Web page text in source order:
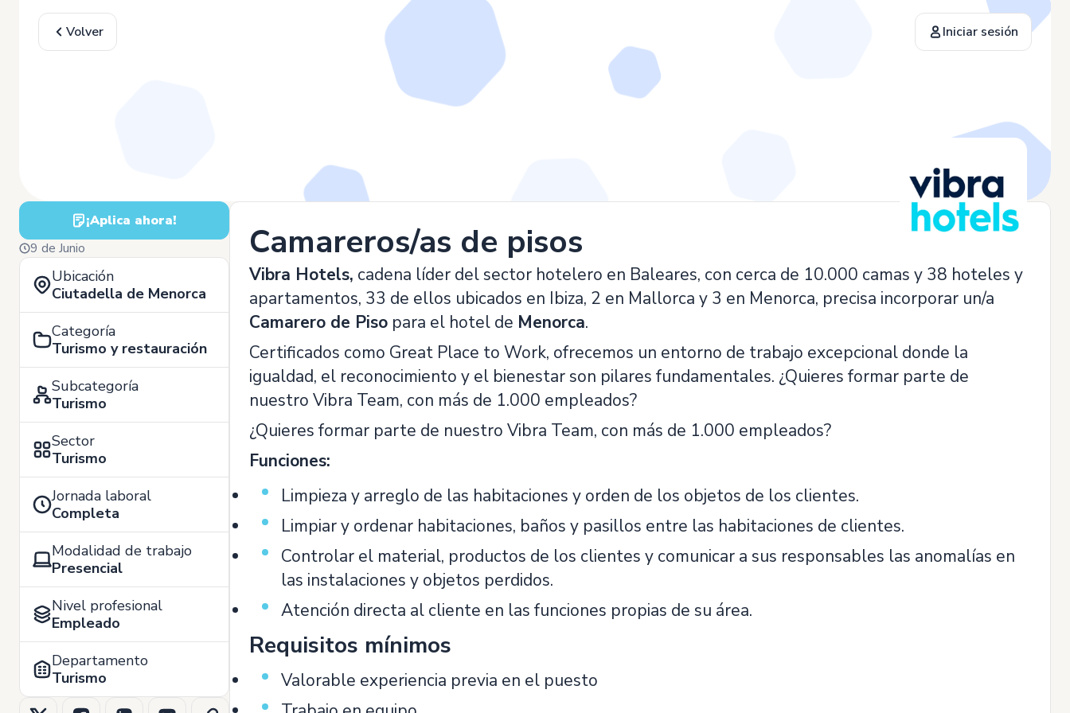
Volver Iniciar sesión
¡Aplica ahora!
9 de Junio
Ubicación
Ciutadella de Menorca
Categoría
Turismo y restauración
Subcategoría
Turismo
Sector
Turismo
Jornada laboral
Completa
Modalidad de trabajo
Presencial
Nivel profesional
Empleado
Departamento
Turismo
Camareros/as de pisos
Vibra Hotels, cadena líder del sector hotelero en Baleares, con cerca de 10.000 camas y 38 hoteles y
apartamentos, 33 de ellos ubicados en Ibiza, 2 en Mallorca y 3 en Menorca, precisa incorporar un/a
Camarero de Piso para el hotel de Menorca.
Certificados como Great Place to Work, ofrecemos un entorno de trabajo excepcional donde la
igualdad, el reconocimiento y el bienestar son pilares fundamentales. ¿Quieres formar parte de
nuestro Vibra Team, con más de 1.000 empleados?
¿Quieres formar parte de nuestro Vibra Team, con más de 1.000 empleados?
Funciones:
Limpieza y arreglo de las habitaciones y orden de los objetos de los clientes.
Limpiar y ordenar habitaciones, baños y pasillos entre las habitaciones de clientes.
Controlar el material, productos de los clientes y comunicar a sus responsables las anomalías en
las instalaciones y objetos perdidos.
Atención directa al cliente en las funciones propias de su área.
Requisitos mínimos
Valorable experiencia previa en el puesto